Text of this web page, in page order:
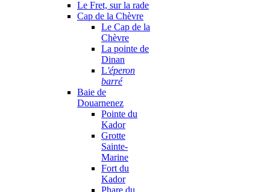
Le Fret, sur la rade
Cap de la Chèvre
Le Cap de la
Chèvre
La pointe de
Dinan
L'éperon
barré
Baie de
Douarnenez
Pointe du
Kador
Grotte
Sainte-
Marine
Fort du
Kador
Phare du